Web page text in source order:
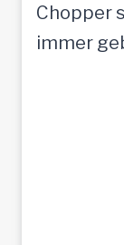
Chopper
immer